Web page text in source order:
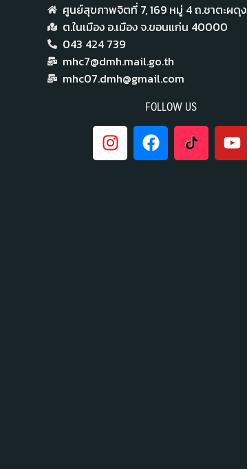
ศูนย์สุขภาพจิตที่ 7,​ 169 หมู่ 4 ถ.ชาตะผดุง
ต.ในเมือง อ.เมือง จ.ขอนแก่น 40000
043 424 739
mhc7@dmh.mail.go.th
mhc07.dmh@gmail.com
FOLLOW US